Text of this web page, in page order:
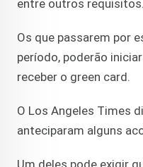
entre outros requisitos.
Os que passarem por
período, poderão
receber o green card.
O Los Angeles Times
anteciparam alguns